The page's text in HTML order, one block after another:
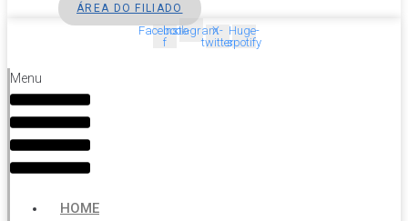
ÁREA DO FILIADO
Facebook-
f
InstagramX-
twitter
Huge-
spotify
Menu
HOME